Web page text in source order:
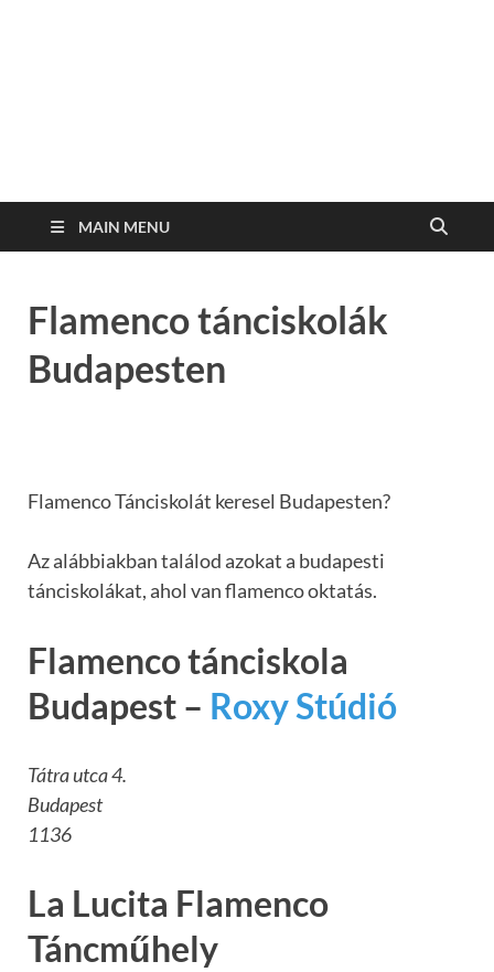
MAIN MENU
Flamenco tánciskolák
Budapesten
Flamenco Tánciskolát keresel Budapesten?
Az alábbiakban találod azokat a budapesti
tánciskolákat, ahol van flamenco oktatás.
Flamenco tánciskola
Budapest – Roxy Stúdió
Tátra utca 4.
Budapest
1136
La Lucita Flamenco
Táncműhely